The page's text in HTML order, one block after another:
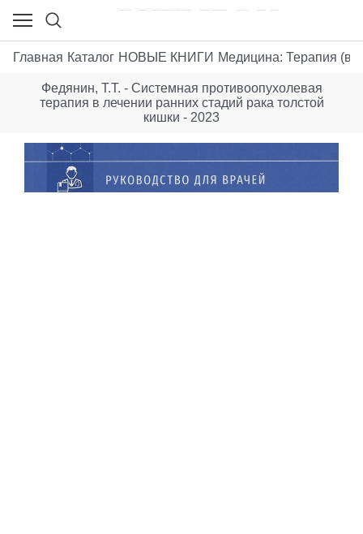
Главная Каталог НОВЫЕ КНИГИ Медицина: Терапия
Федянин, Т.Т. - Системная противоопухолевая
терапия в лечении ранних стадий рака толстой
кишки - 2023